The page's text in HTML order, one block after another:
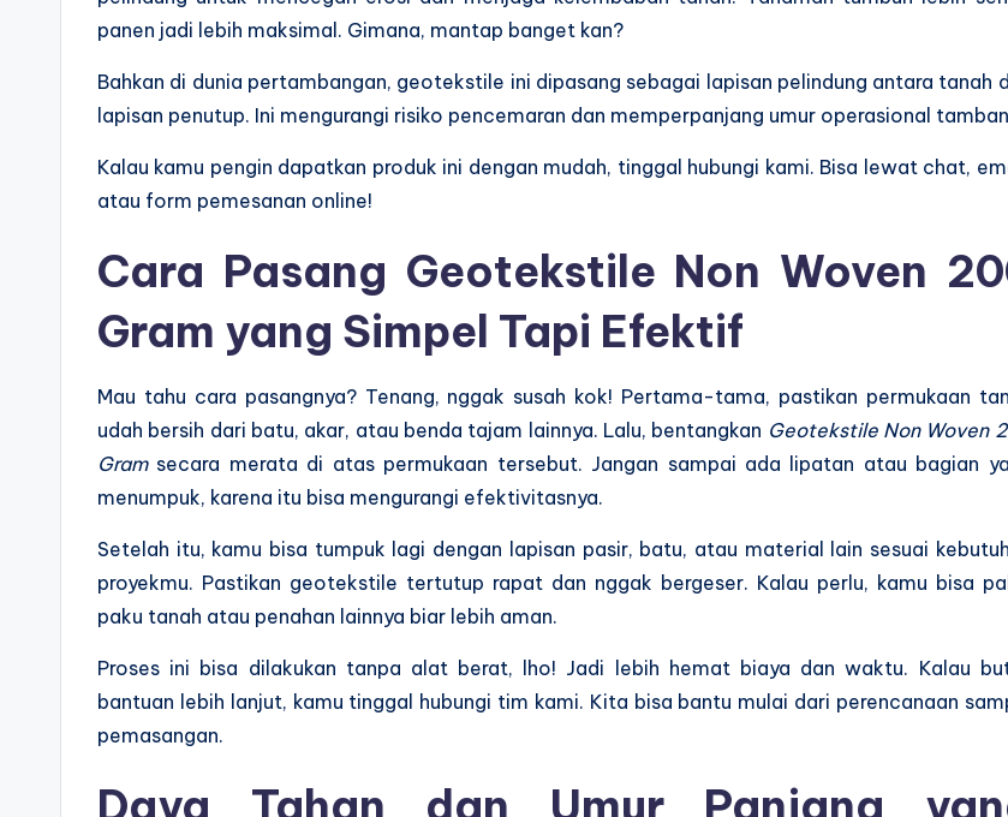
panen jadi lebih maksimal. Gimana, mantap banget kan?
Bahkan di dunia pertambangan, geotekstile ini dipasang sebagai lapisan pelindung antara tanah
lapisan penutup. Ini mengurangi risiko pencemaran dan memperpanjang umur operasional
Kalau kamu pengin dapatkan produk ini dengan mudah, tinggal hubungi kami. Bisa lewat chat,
atau form pemesanan online!
Cara Pasang Geotekstile Non Woven
Gram yang Simpel Tapi Efektif
Mau tahu cara pasangnya? Tenang, nggak susah kok! Pertama-tama, pastikan permukaan
udah bersih dari batu, akar, atau benda tajam lainnya. Lalu, bentangkan Geotekstile Non Woven
Gramsecara merata di atas permukaan tersebut. Jangan sampai ada lipatan atau bagian
menumpuk, karena itu bisa mengurangi efektivitasnya.
Setelah itu, kamu bisa tumpuk lagi dengan lapisan pasir, batu, atau material lain sesuai
proyekmu. Pastikan geotekstile tertutup rapat dan nggak bergeser. Kalau perlu, kamu bisa
paku tanah atau penahan lainnya biar lebih aman.
Proses ini bisa dilakukan tanpa alat berat, lho! Jadi lebih hemat biaya dan waktu. Kalau
bantuan lebih lanjut, kamu tinggal hubungi tim kami. Kita bisa bantu mulai dari perencanaan
pemasangan.
Daya Tahan dan Umur Panjang